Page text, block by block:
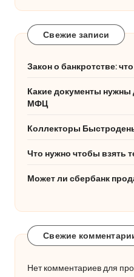
Свежие записи
Закон о банкротстве:
Какие документы нужны
МФЦ
Коллекторы
Что нужно чтобы взять
Может ли сбербанк
Свежие
Нет комментариев для